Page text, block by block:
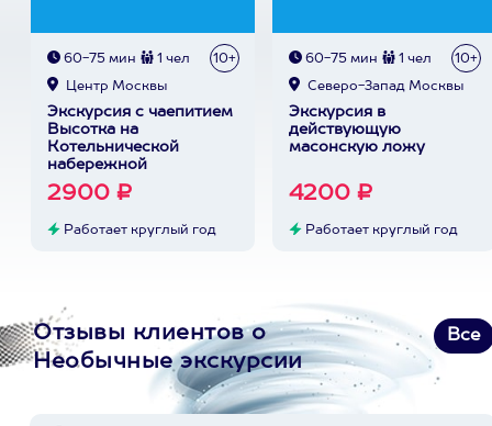
60-75 мин 1 чел 10+
Центр Москвы
Экскурсия с чаепитием
Высотка на
Котельнической
набережной
2900 ₽
Работает круглый год
60-75 мин 1 чел 10+
Северо-Запад Москвы
Экскурсия в
действующую
масонскую ложу
4200 ₽
Работает круглый год
Отзывы клиентов о
Необычные экскурсии
Все